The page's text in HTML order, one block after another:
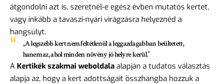
átgondolni azt is, szeretnél-e egész évben mutatós kertet,
vagy inkább a tavaszi-nyári virágzásra helyeznéd a
hangsúlyt.
„A legszebb kert nem feltétlenül a leggazdagabban beültetett,
hanem az, ahol minden növény jó helyre kerül.”
A Kertikék szakmai weboldala alapján a tudatos választás
alapja az, hogy a kert adottságait összhangba hozzuk a